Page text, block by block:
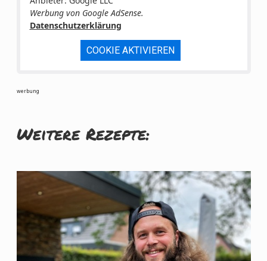
Werbung von Google AdSense.
Datenschutzerklärung
COOKIE AKTIVIEREN
werbung
Weitere Rezepte: